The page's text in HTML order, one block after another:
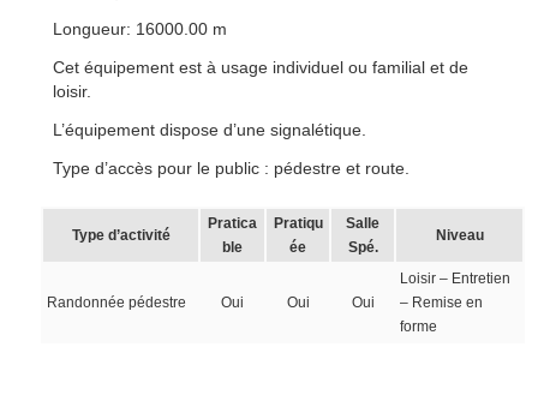
Longueur: 16000.00 m
Cet équipement est à usage individuel ou familial et de
loisir.
L’équipement dispose d’une signalétique.
Type d’accès pour le public : pédestre et route.
Type d’activité
Pratica
ble
Pratiqu
ée
Salle
Spé.
Niveau
Randonnée pédestre Oui Oui Oui
Loisir – Entretien
– Remise en
forme